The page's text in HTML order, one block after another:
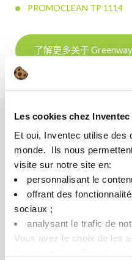
Les cookies chez Inventec
Et oui, Inventec utilise des
monde. ​ Ils nous
visite sur notre site en:​
personnalisant le
offrant des
sociaux ; ​
analysant le trafic de
Vous avez le choix de les
PROMOCLEAN TP 1114
了解更多关于
好处
表现
与大多数敏感金属相容
抛光化合物的优异分散性
出色的防腐蚀保护